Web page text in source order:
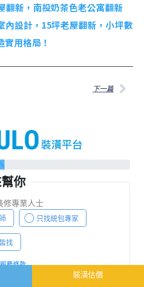
翻新，南投奶茶色老公寓翻新
內設計，15坪老屋翻新，小坪數
用格局！
下一篇
裝潢估價